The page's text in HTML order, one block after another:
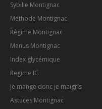
Sybille Montignac
Méthode Montignac
Régime Montignac
Menus Montignac
Index glycémique
Regime IG
Je mange donc je maigris
Astuces Montignac